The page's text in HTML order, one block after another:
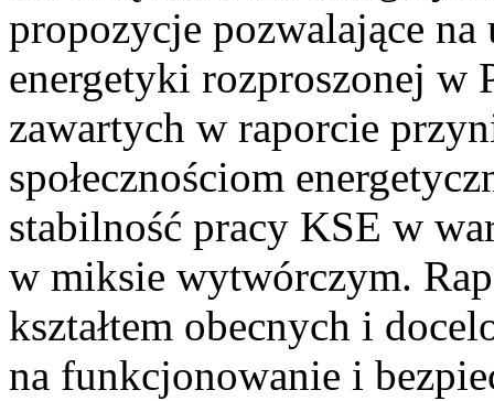
propozycje pozwalające
energetyki rozproszonej w
zawartych w raporcie
społecznościom
stabilność pracy KSE w
w miksie wytwórczym.
kształtem obecnych i
na funkcjonowanie i